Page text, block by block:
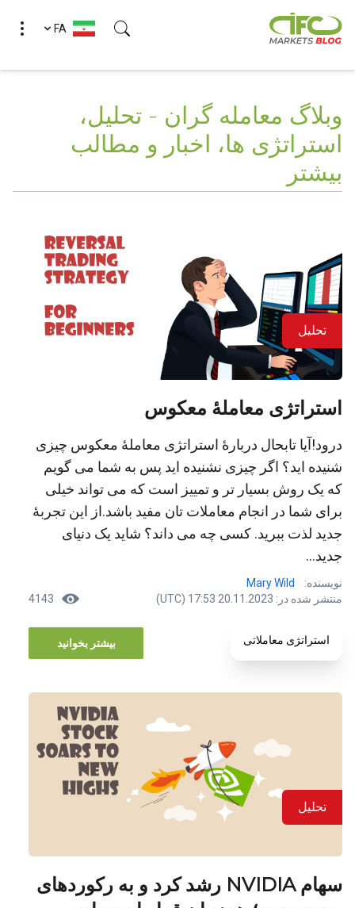
FA
وبلاگ معامله گران - تحلیل،
استراتژی ها، اخبار و مطالب
بیشتر
تحلیل
استراتژی معاملۀ معکوس
درود!آیا تابحال دربارۀ استراتژی معاملۀ معکوس چیزی
شنیده اید؟ اگر چیزی نشنیده اید پس به شما می گویم
که یک روش بسیار تر و تمییز است که می تواند خیلی
برای شما در انجام معاملات تان مفید باشد.از این تجربۀ
جدید لذت ببرید. کسی چه می داند؟ شاید یک دنیای
جدید...
نویسنده:
Mary Wild
منتشر شده در: 20.11.2023 17:53 (UTC)
4143
استراتژی معاملاتی بیشتر بخوانید
تحلیل
سهام NVIDIA رشد کرد و به رکوردهای